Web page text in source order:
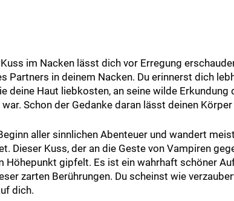
im Nacken lässt dich vor Erregung
Partners in deinem Nacken. Du erinnerst dich
deine Haut liebkosten, an seine wilde Erkundung
Schon der Gedanke daran lässt deinen
aller sinnlichen Abenteuer und wandert
Dieser Kuss, der an die Geste von Vampiren
Höhepunkt gipfelt. Es ist ein wahrhaft schöner
zarten Berührungen. Du scheinst wie
dich.